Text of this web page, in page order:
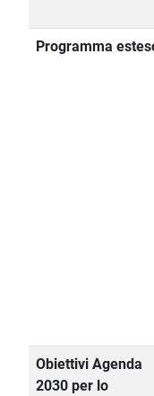
Programma
Obiettivi Agenda
2030 per lo